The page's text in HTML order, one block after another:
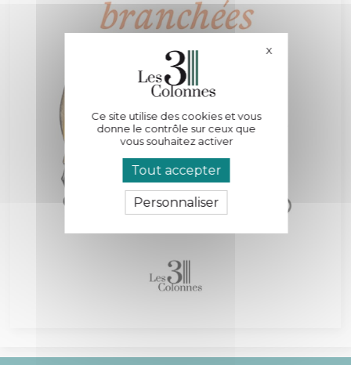
Ce site utilise des cookies et vous
donne le contrôle sur ceux que
vous souhaitez activer
Tout accepter
Personnaliser
XMasquer le